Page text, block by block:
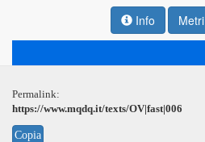
Info Metri
Permalink:
https://www.mqdq.it/texts/OV|fast|006
Copia